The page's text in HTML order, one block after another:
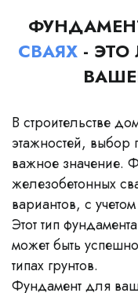
СВАЯХ -
В строительстве
этажностей, выбор
важное значение.
железобетонных
вариантов, с
Этот тип
может быть
типах грунтов.
Фундамент для